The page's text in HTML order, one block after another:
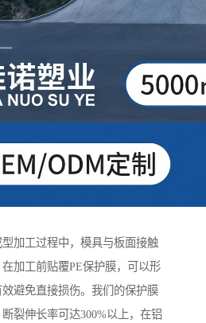
加工过程中，模具与板面接触
加工前贴覆PE保护膜，可以形
避免直接损伤。我们的保护膜
裂伸长率可达300%以上，在铝